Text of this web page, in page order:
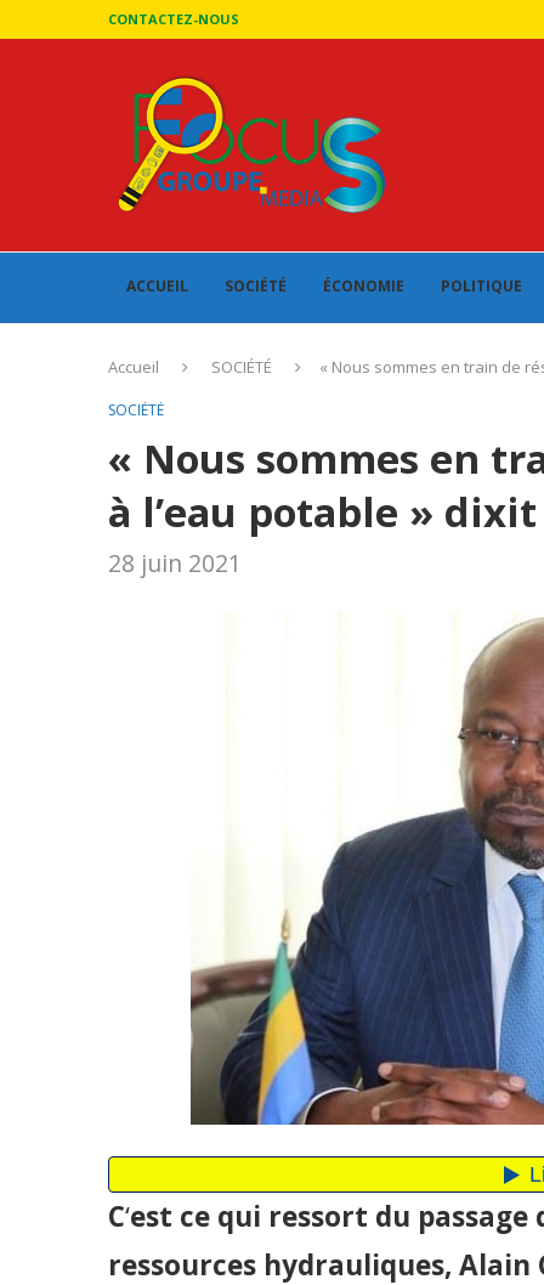
CONTACTEZ-NOUS
ACCUEIL SOCIÉTÉ ÉCONOMIE POLITIQUE
Accueil SOCIÉTÉ « Nous sommes en train de
SOCIÉTÉ
« Nous sommes en
à l’eau potable »
28 juin 2021
C‘est ce qui ressort du passage
ressources hydrauliques, Alain